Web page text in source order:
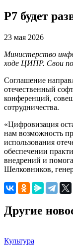
Р7 будет
23 мая 2026
Министерство
ходе ЦИПР. Свои
Соглашение
отечественный
конференций,
сотрудничества.
«Цифровизация
нам возможность
использования
обеспечении
внедрений и
Шелковников,
Другие
Культура